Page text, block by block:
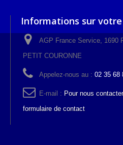
Informations sur
AGP France Service, 1690
PETIT COURONNE
Appelez-nous au : 02 35 68
E-mail : Pour nous
formulaire de contact